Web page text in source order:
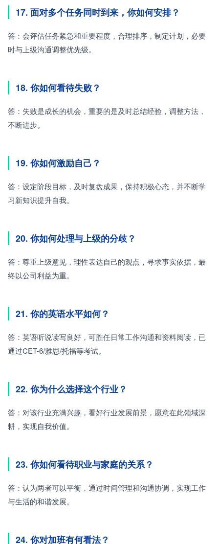
17. 面对多个任务同时到来，你如何安排？
答：会评估任务紧急和重要程度，合理排序，制定计划，必要
时与上级沟通调整优先级。
18. 你如何看待失败？
答：失败是成长的机会，重要的是及时总结经验，调整方法，
不断进步。
19. 你如何激励自己？
答：设定阶段目标，及时复盘成果，保持积极心态，并不断学
习新知识提升自我。
20. 你如何处理与上级的分歧？
答：尊重上级意见，理性表达自己的观点，寻求事实依据，最
终以公司利益为重。
21. 你的英语水平如何？
答：英语听说读写良好，可胜任日常工作沟通和资料阅读，已
通过CET-6/雅思/托福等考试。
22. 你为什么选择这个行业？
答：对该行业充满兴趣，看好行业发展前景，愿意在此领域深
耕，实现自我价值。
23. 你如何看待职业与家庭的关系？
答：认为两者可以平衡，通过时间管理和沟通协调，实现工作
与生活的和谐发展。
24. 你对加班有何看法？